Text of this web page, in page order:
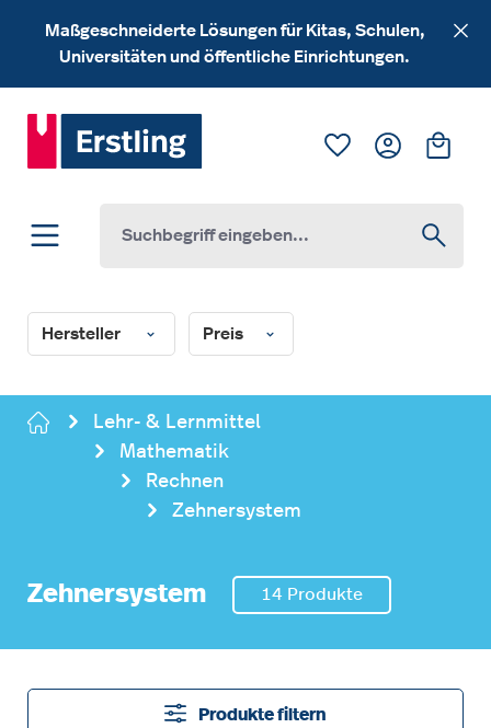
Zum Hauptinhalt springen
Maßgeschneiderte Lösungen für Kitas, Schulen,
Universitäten und öffentliche Einrichtungen.
Du hast 0
Hersteller Preis
Lehr- & Lernmittel
Mathematik
Rechnen
Zehnersystem
Zehnersystem 14 Produkte
Produkte filtern